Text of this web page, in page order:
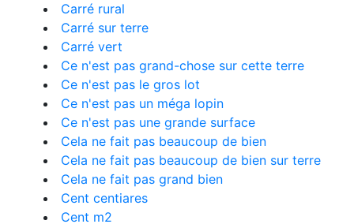
Carré rural
Carré sur terre
Carré vert
Ce n'est pas grand-chose sur cette terre
Ce n'est pas le gros lot
Ce n'est pas un méga lopin
Ce n'est pas une grande surface
Cela ne fait pas beaucoup de bien
Cela ne fait pas beaucoup de bien sur terre
Cela ne fait pas grand bien
Cent centiares
Cent m2